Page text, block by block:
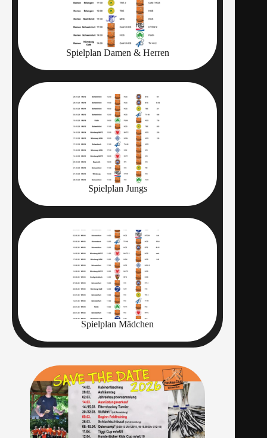
Spielplan Damen & Herren
Spielplan Jungs
Spielplan Mädchen